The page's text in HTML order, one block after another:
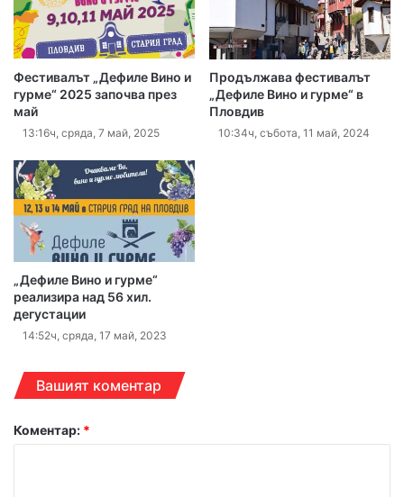
Фестивалът „Дефиле Вино и
гурме“ 2025 започва през
май
13:16ч, сряда, 7 май, 2025
Продължава фестивалът
„Дефиле Вино и гурме“ в
Пловдив
10:34ч, събота, 11 май, 2024
„Дефиле Вино и гурме“
реализира над 56 хил.
дегустации
14:52ч, сряда, 17 май, 2023
Вашият коментар
Коментар: *